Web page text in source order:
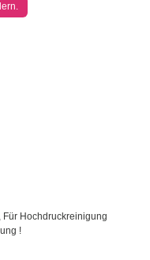
Für Hochdruckreinigung
!